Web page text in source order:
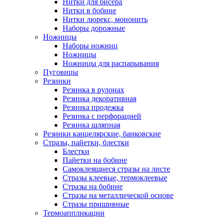
Нитки в бобине
Нитки люрекс, мононить
Наборы дорожные
Ножницы
Наборы ножниц
Ножницы
Ножницы для распарывания
Пуговицы
Резинки
Резинка в рулонах
Резинка декоративная
Резинка продежка
Резинка с перфорацией
Резинка шляпная
Резинки канцелярские, банковские
Стразы, пайетки, блестки
Блестки
Пайетки на бобине
Самоклеящиеся стразы на листе
Стразы клеевые, термоклеевые
Стразы на бобине
Стразы на металлической основе
Стразы пришивные
Термоаппликации